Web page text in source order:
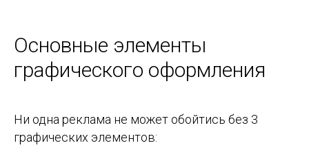
Основные элементы
графического оформления
Ни одна реклама не может обойтись без 3
графических элементов: